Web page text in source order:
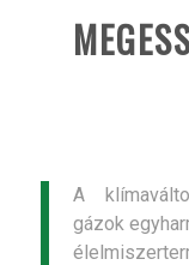
A
gázok